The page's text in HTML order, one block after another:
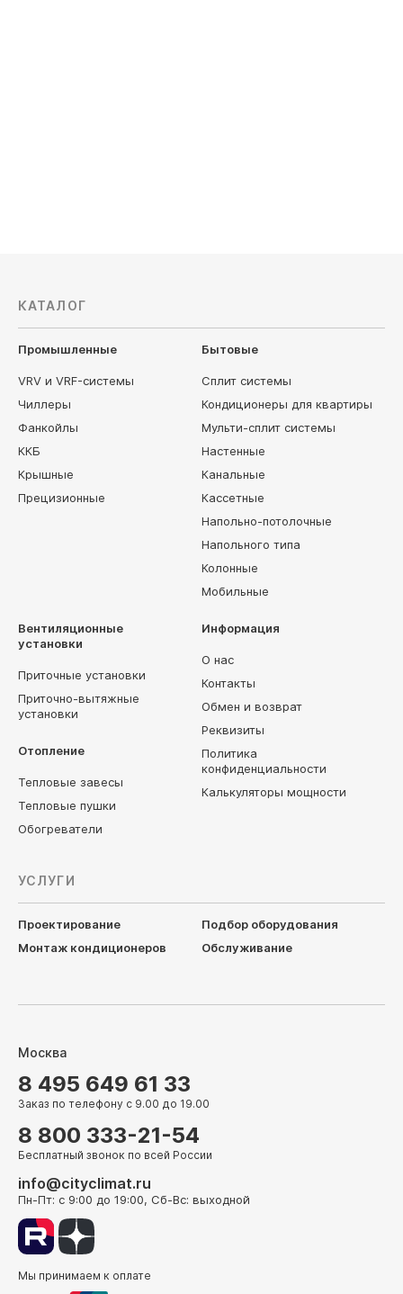
КАТАЛОГ
Промышленные
VRV и VRF-системы
Чиллеры
Фанкойлы
ККБ
Крышные
Прецизионные
Бытовые
Сплит системы
Кондиционеры для квартиры
Мульти-сплит системы
Настенные
Канальные
Кассетные
Напольно-потолочные
Напольного типа
Колонные
Мобильные
Вентиляционные
установки
Приточные установки
Приточно-вытяжные
установки
Отопление
Тепловые завесы
Тепловые пушки
Обогреватели
Информация
О нас
Контакты
Обмен и возврат
Реквизиты
Политика
конфиденциальности
Калькуляторы мощности
УСЛУГИ
Проектирование
Подбор оборудования
Монтаж кондиционеров
Обслуживание
Москва
8 495 649 61 33
Заказ по телефону с 9.00 до 19.00
8 800 333-21-54
Бесплатный звонок по всей России
info@cityclimat.ru
Пн-Пт: с 9:00 до 19:00, Сб-Вс: выходной
Мы принимаем к оплате